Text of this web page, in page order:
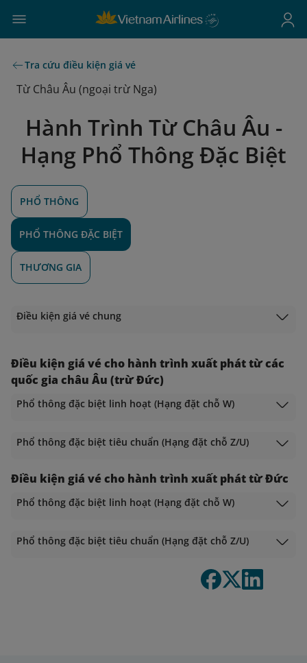
Tra cứu điều kiện giá vé
Từ Châu Âu (ngoại trừ Nga)
Hành Trình Từ Châu Âu -
Hạng Phổ Thông Đặc Biệt
PHỔ THÔNG
PHỔ THÔNG ĐẶC BIỆT
THƯƠNG GIA
Điều kiện giá vé chung
Điều kiện giá vé cho hành trình xuất phát từ các
quốc gia châu Âu (trừ Đức)
Phổ thông đặc biệt linh hoạt (Hạng đặt chỗ W)
Phổ thông đặc biệt tiêu chuẩn (Hạng đặt chỗ Z/U)
Điều kiện giá vé cho hành trình xuất phát từ Đức
Phổ thông đặc biệt linh hoạt (Hạng đặt chỗ W)
Phổ thông đặc biệt tiêu chuẩn (Hạng đặt chỗ Z/U)